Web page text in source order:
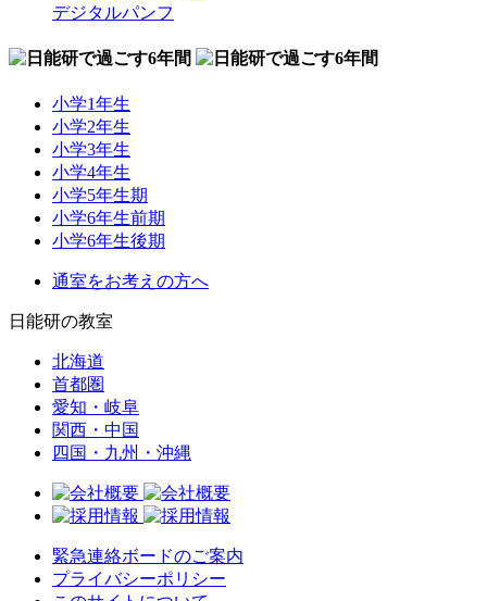
デジタルパンフ
小学1年生
小学2年生
小学3年生
小学4年生
小学5年生期
小学6年生前期
小学6年生後期
通室をお考えの方へ
日能研の教室
北海道
首都圏
愛知・岐阜
関西・中国
四国・九州・沖縄
緊急連絡ボードのご案内
プライバシーポリシー